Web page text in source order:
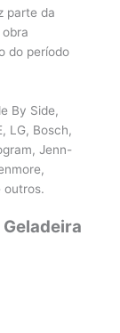
parte da
do período
By Side,
LG, Bosch,
Jenn-
outros.